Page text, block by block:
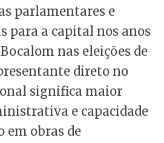
parlamentares e
para a capital nos anos
nas eleições de
direto no
significa maior
e capacidade
em obras de